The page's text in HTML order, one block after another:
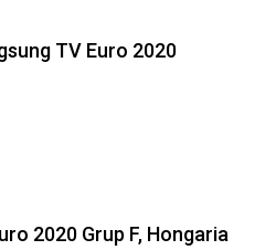
TV Euro 2020
2020 Grup F, Hongaria